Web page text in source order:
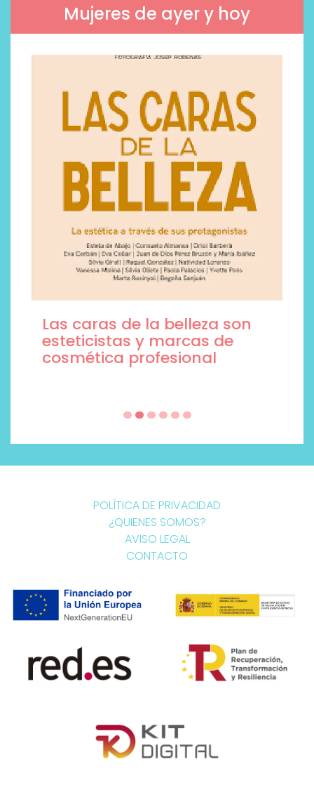
Mujeres de ayer y hoy
Las caras de la belleza son
esteticistas y marcas de
cosmética profesional
POLÍTICA DE PRIVACIDAD
¿QUIENES SOMOS?
AVISO LEGAL
CONTACTO